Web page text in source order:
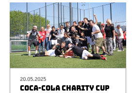
20.05.2025
COCA-COLA CHARITY CUP